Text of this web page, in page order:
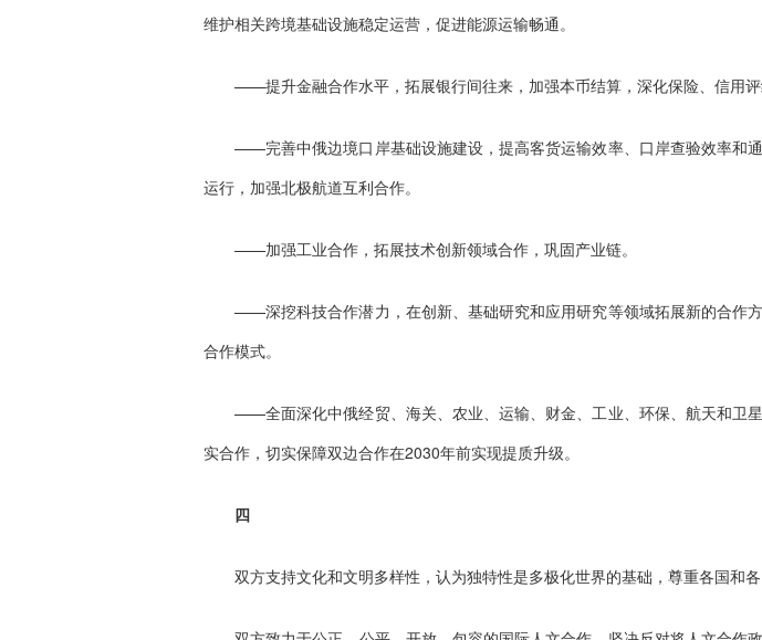
维护相关跨境基础设施稳定运营，促进能源运输畅通。
——提升金融合作水平，拓展银行间往来，加强本币结算，深化保险、信用评
——完善中俄边境口岸基础设施建设，提高客货运输效率、口岸查验效率和
运行，加强北极航道互利合作。
——加强工业合作，拓展技术创新领域合作，巩固产业链。
——深挖科技合作潜力，在创新、基础研究和应用研究等领域拓展新的合作
合作模式。
——全面深化中俄经贸、海关、农业、运输、财金、工业、环保、航天和卫
实合作，切实保障双边合作在2030年前实现提质升级。
四
双方支持文化和文明多样性，认为独特性是多极化世界的基础，尊重各国和各